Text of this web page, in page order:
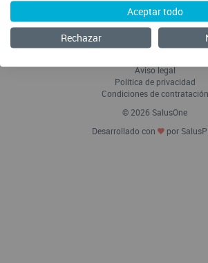
Envía tus ideas
Acerca de SalusOne
Aviso legal
Política de privacidad
Condiciones de contratación
© 2026 SalusOne
Desarrollado con
por
Aceptar todo
Rechazar